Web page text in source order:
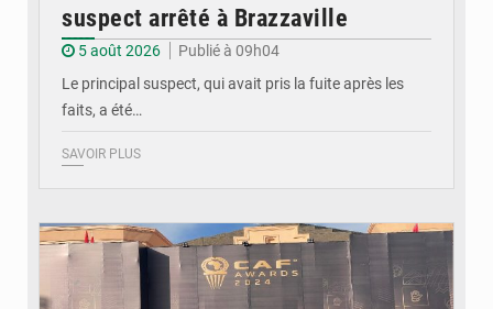
suspect arrêté à Brazzaville
5 août 2026
Publié à 09h04
Le principal suspect, qui avait pris la fuite après les
faits, a été…
SAVOIR PLUS